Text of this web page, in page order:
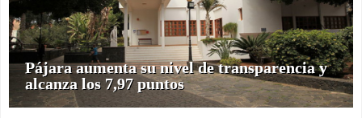
Pájara aumenta su nivel de transparencia y
alcanza los 7,97 puntos